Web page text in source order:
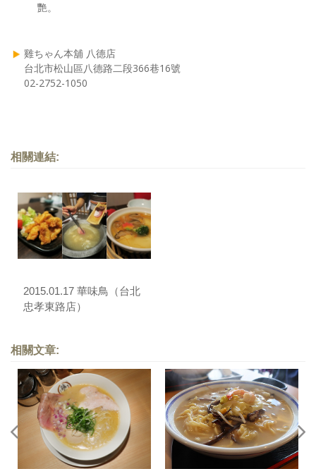
艷。
雞ちゃん本舖 八德店
台北市松山區八德路二段366巷16號
02-2752-1050
相關連結:
2015.01.17 華味鳥（台北
忠孝東路店）
相關文章: